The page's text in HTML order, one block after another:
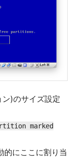
)のサイズ設定
marked
的にここに割り当